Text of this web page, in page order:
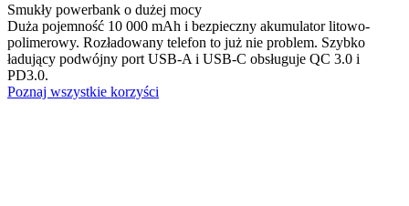
Smukły powerbank o dużej mocy
Duża pojemność 10 000 mAh i bezpieczny akumulator litowo-
polimerowy. Rozładowany telefon to już nie problem. Szybko
ładujący podwójny port USB-A i USB-C obsługuje QC 3.0 i
PD3.0.
Poznaj wszystkie korzyści